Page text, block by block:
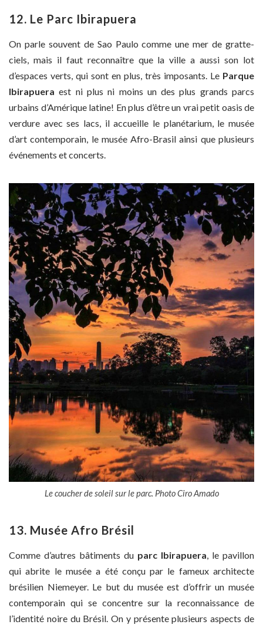
12. Le Parc Ibirapuera
On parle souvent de Sao Paulo comme une mer de gratte-
ciels, mais il faut reconnaître que la ville a aussi son lot
d’espaces verts, qui sont en plus, très imposants. Le Parque
Ibirapuera est ni plus ni moins un des plus grands parcs
urbains d’Amérique latine! En plus d’être un vrai petit oasis de
verdure avec ses lacs, il accueille le planétarium, le musée
d’art contemporain, le musée Afro-Brasil ainsi que plusieurs
événements et concerts.
Le coucher de soleil sur le parc. Photo Ciro Amado
13. Musée Afro Brésil
Comme d’autres bâtiments du parc Ibirapuera , le pavillon
qui abrite le musée a été conçu par le fameux architecte
brésilien Niemeyer. Le but du musée est d’offrir un musée
contemporain qui se concentre sur la reconnaissance de
l’identité noire du Brésil. On y présente plusieurs aspects de